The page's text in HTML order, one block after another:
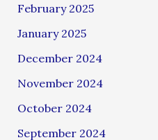
February 2025
January 2025
December 2024
November 2024
October 2024
September 2024